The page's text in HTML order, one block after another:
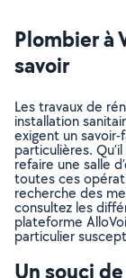
Plombier à
savoir
Les travaux de
installation
exigent un
particulières.
refaire une salle
toutes ces
recherche des
consultez les
plateforme
particulier
Un souci